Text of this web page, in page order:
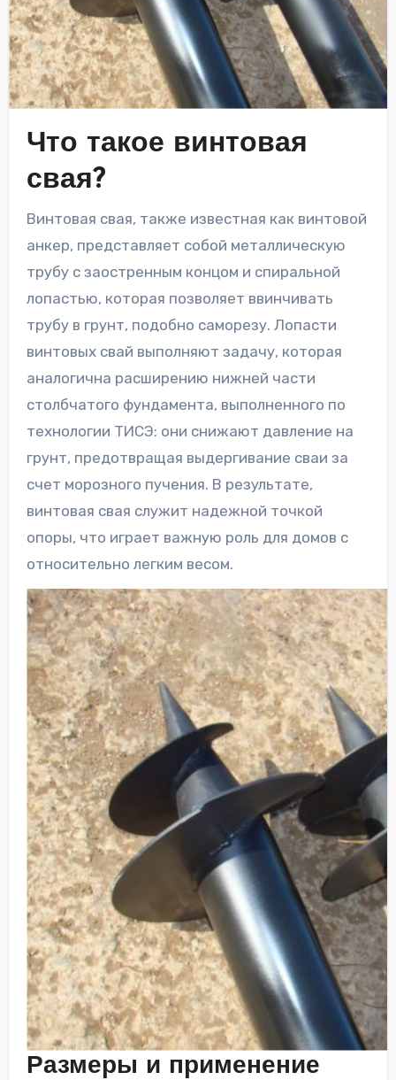
Что такое винтовая
свая?
Винтовая свая, также известная как винтовой
анкер, представляет собой металлическую
трубу с заостренным концом и спиральной
лопастью, которая позволяет ввинчивать
трубу в грунт, подобно саморезу. Лопасти
винтовых свай выполняют задачу, которая
аналогична расширению нижней части
столбчатого фундамента, выполненного по
технологии ТИСЭ: они снижают давление на
грунт, предотвращая выдергивание сваи за
счет морозного пучения. В результате,
винтовая свая служит надежной точкой
опоры, что играет важную роль для домов с
относительно легким весом.
Размеры и применение